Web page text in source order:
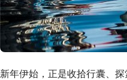
新年伊始，正是收拾行囊、